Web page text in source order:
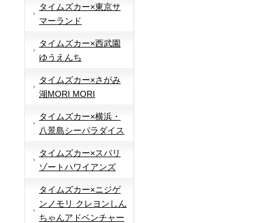
タイムズカー×東京サ
マーランド
タイムズカー×西武園
ゆうえんち
タイムズカー×さがみ
湖MORI MORI
タイムズカー×横浜・
八景島シーパラダイス
タイムズカー×スパリ
ゾートハワイアンズ
タイムズカー×ニジゲ
ンノモリ クレヨンしん
ちゃんアドベンチャー